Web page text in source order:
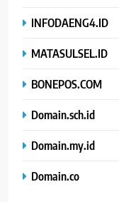
INFODAENG4.ID
MATASULSEL.ID
BONEPOS.COM
Domain.sch.id
Domain.my.id
Domain.co